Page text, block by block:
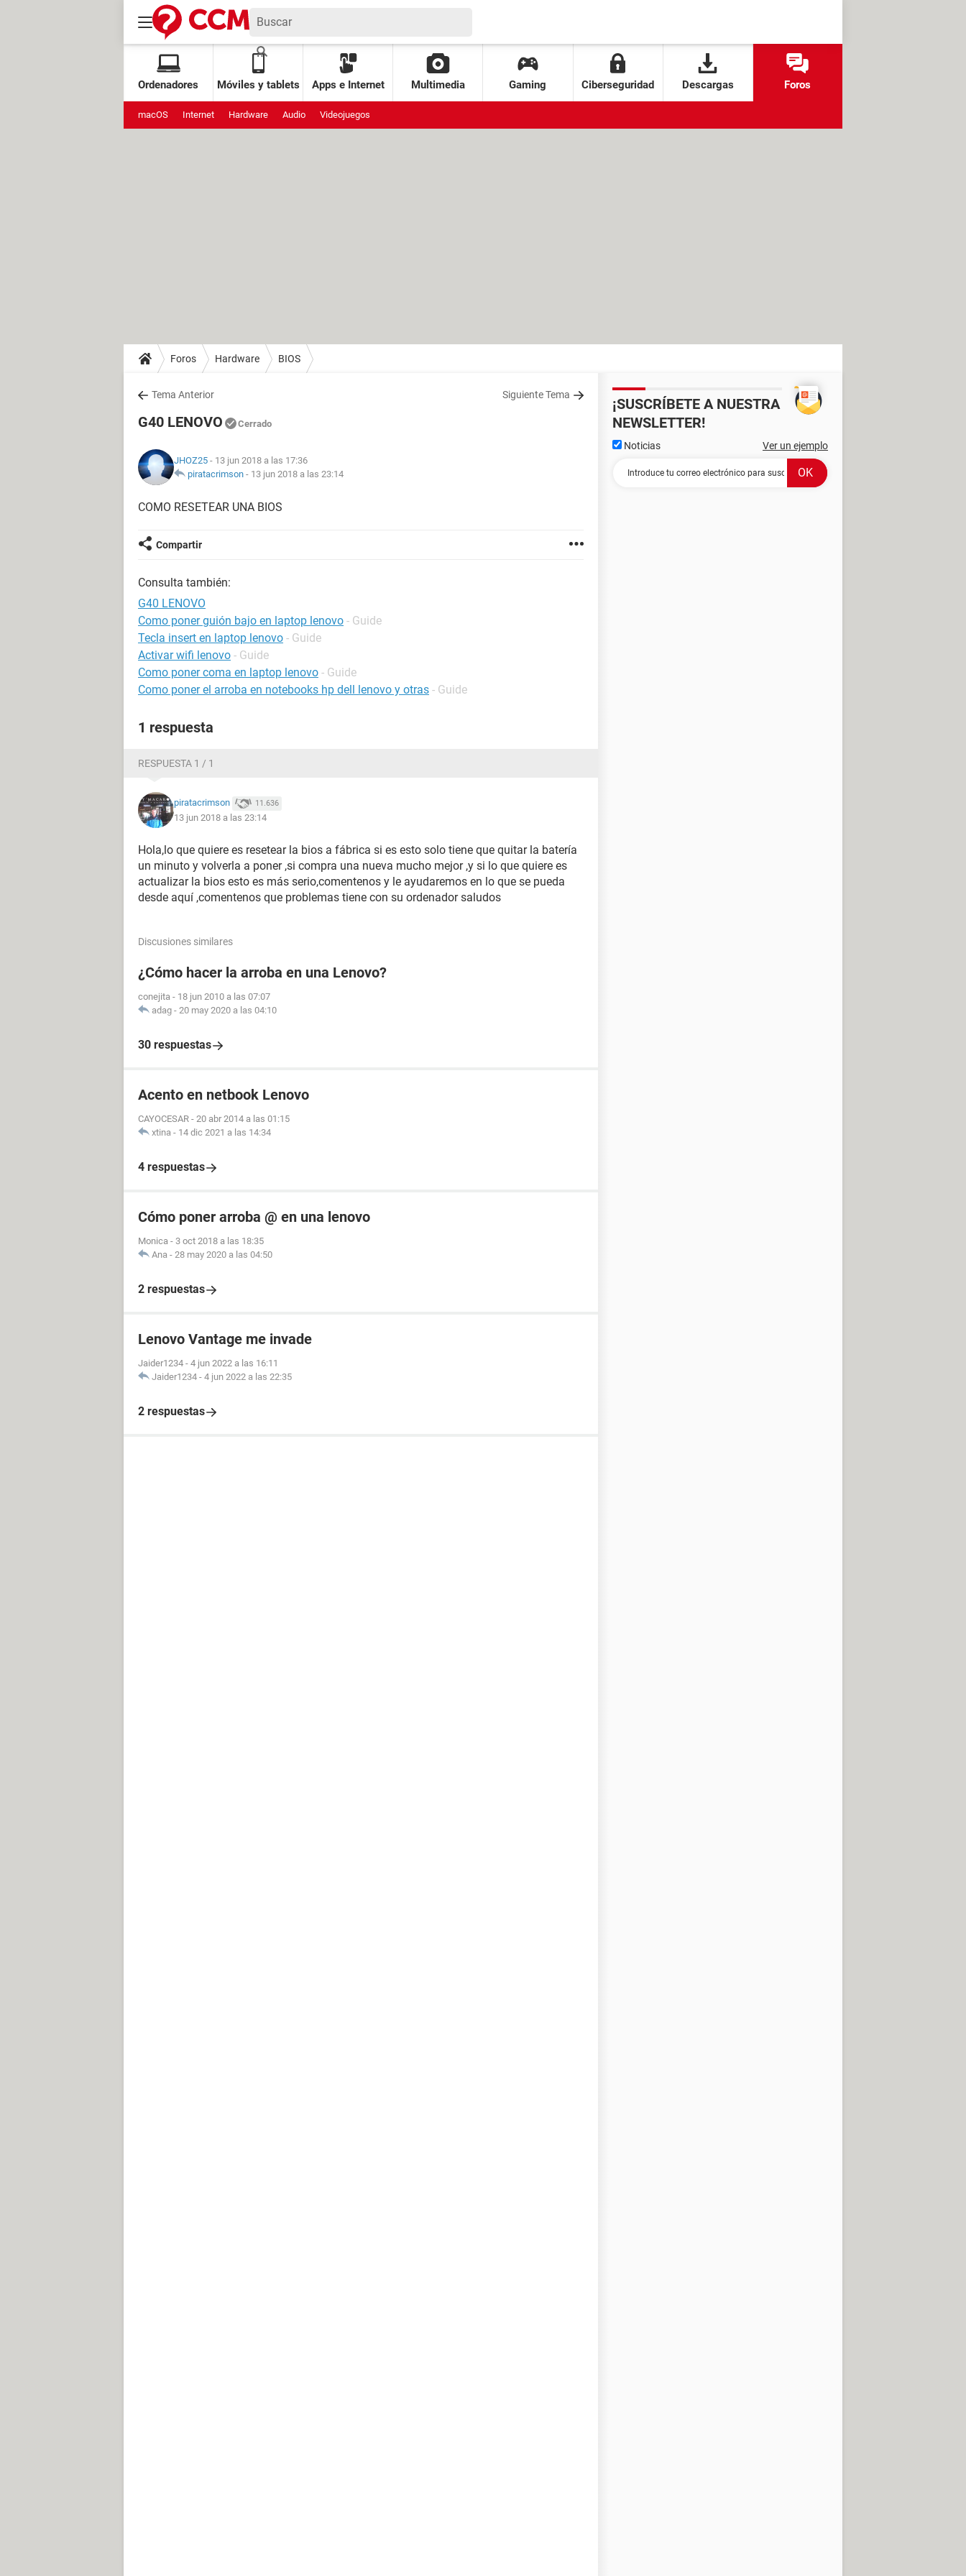
Ordenadores Móviles y tablets Apps e Internet Multimedia Gaming Ciberseguridad Descargas Foros
macOS Internet Hardware Audio Videojuegos
Foros Hardware BIOS
Tema Anterior Siguiente Tema
G40 LENOVO Cerrado
JHOZ25 - 13 jun 2018 a las 17:36
piratacrimson - 13 jun 2018 a las 23:14
COMO RESETEAR UNA BIOS
Compartir
Consulta también:
G40 LENOVO
Como poner guión bajo en laptop lenovo - Guide
Tecla insert en laptop lenovo - Guide
Activar wifi lenovo - Guide
Como poner coma en laptop lenovo - Guide
Como poner el arroba en notebooks hp dell lenovo y otras - Guide
1 respuesta
RESPUESTA 1 / 1
piratacrimson 11.636
13 jun 2018 a las 23:14
Hola,lo que quiere es resetear la bios a fábrica si es esto solo tiene que quitar la batería
un minuto y volverla a poner ,si compra una nueva mucho mejor ,y si lo que quiere es
actualizar la bios esto es más serio,comentenos y le ayudaremos en lo que se pueda
desde aquí ,comentenos que problemas tiene con su ordenador saludos
Discusiones similares
¿Cómo hacer la arroba en una Lenovo?
conejita - 18 jun 2010 a las 07:07
adag - 20 may 2020 a las 04:10
30 respuestas
Acento en netbook Lenovo
CAYOCESAR - 20 abr 2014 a las 01:15
xtina - 14 dic 2021 a las 14:34
4 respuestas
Cómo poner arroba @ en una lenovo
Monica - 3 oct 2018 a las 18:35
Ana - 28 may 2020 a las 04:50
2 respuestas
Lenovo Vantage me invade
Jaider1234 - 4 jun 2022 a las 16:11
Jaider1234 - 4 jun 2022 a las 22:35
2 respuestas
¡SUSCRÍBETE A NUESTRA
NEWSLETTER!
Noticias Ver un ejemplo